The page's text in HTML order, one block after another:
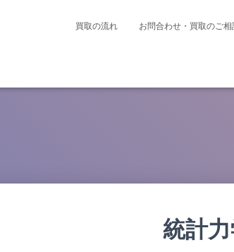
買取の流れ お問合わせ・買取のご相
統計